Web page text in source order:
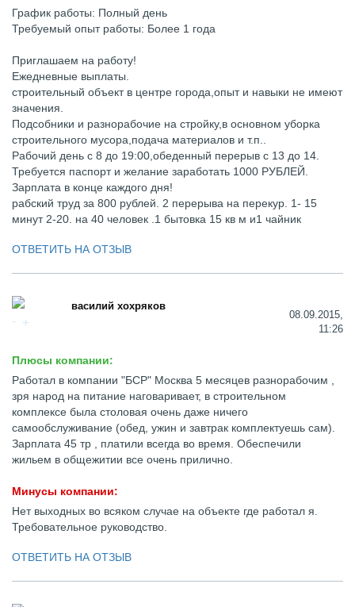
График работы: Полный день
Требуемый опыт работы: Более 1 года
Приглашаем на работу!
Ежедневные выплаты.
строительный объект в центре города,опыт и навыки не имеют
значения.
Подсобники и разнорабочие на стройку,в основном уборка
строительного мусора,подача материалов и т.п..
Рабочий день с 8 до 19:00,обеденный перерыв с 13 до 14.
Требуется паспорт и желание заработать 1000 РУБЛЕЙ.
Зарплата в конце каждого дня!
рабский труд за 800 рублей. 2 перерыва на перекур. 1- 15
минут 2-20. на 40 человек .1 бытовка 15 кв м и1 чайник
ОТВЕТИТЬ НА ОТЗЫВ
василий хохряков
08.09.2015,
11:26
Плюсы компании:
Работал в компании "БСР" Москва 5 месяцев разнорабочим ,
зря народ на питание наговаривает, в строительном
комплексе была столовая очень даже ничего
самообслуживание (обед, ужин и завтрак комплектуешь сам).
Зарплата 45 тр , платили всегда во время. Обеспечили
жильем в общежитии все очень прилично.
Минусы компании:
Нет выходных во всяком случае на объекте где работал я.
Требовательное руководство.
ОТВЕТИТЬ НА ОТЗЫВ